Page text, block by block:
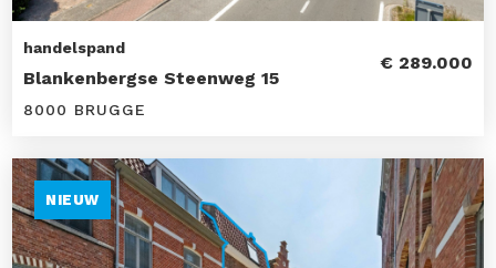
handelspand
Blankenbergse Steenweg 15
€ 289.000
8000 BRUGGE
NIEUW